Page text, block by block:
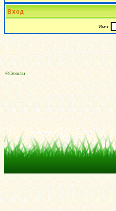
Вход
Имя:
© Dread.ru